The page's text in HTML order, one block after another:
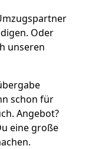
Oder
unseren
schon für
Angebot?
eine große